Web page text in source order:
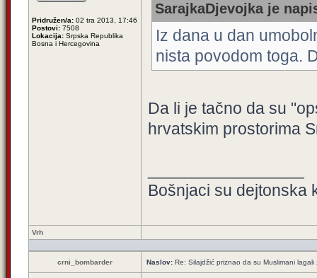
Pridružen/a: 02 tra 2013, 17:46
Postovi: 7508
Lokacija: Srpska Republika
Bosna i Hercegovina
SarajkaDjevojka je
Iz dana u dan
nista povodom toga.
Da li je tačno da su
hrvatskim prostorima
Bošnjaci su dejtonska
Vrh
crni_bombarder Naslov: Re: Silajdžić priznao da su Muslimani lagali